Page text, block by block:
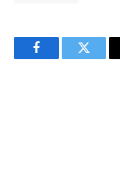
FacebookTwitter